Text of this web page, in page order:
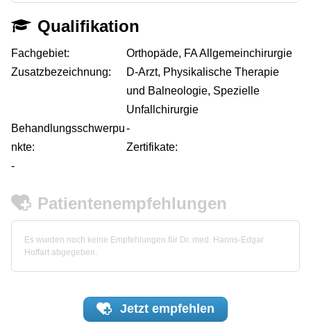
Qualifikation
Fachgebiet:
Orthopäde, FA Allgemeinchirurgie
Zusatzbezeichnung:
D-Arzt, Physikalische Therapie
und Balneologie, Spezielle
Unfallchirurgie
Behandlungsschwerpu
nkte:
-
Zertifikate:
-
Patientenempfehlungen
Es wurden noch keine Empfehlungen für Dr. med. Hanns-Edgar
Hoffart abgegeben.
Jetzt empfehlen